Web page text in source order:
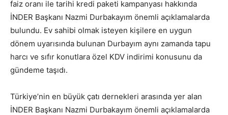
faiz oranı ile tarihi kredi paketi kampanyası hakkında
İNDER Başkanı Nazmi Durbakayım önemli açıklamalarda
bulundu. Ev sahibi olmak isteyen kişilere en uygun
dönem uyarısında bulunan Durbayım aynı zamanda tapu
harcı ve sıfır konutlara özel KDV indirimi konusunu da
gündeme taşıdı.
Türkiye’nin en büyük çatı dernekleri arasında yer alan
İNDER Başkanı Nazmi Durbakayım önemli açıklamalarda